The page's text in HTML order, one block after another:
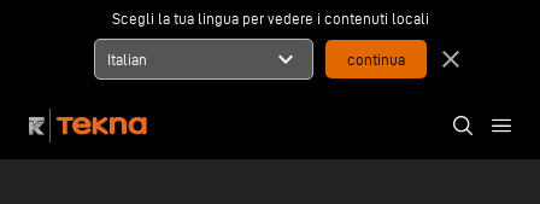
Scegli la tua lingua per vedere i contenuti locali
Italian expand_more close